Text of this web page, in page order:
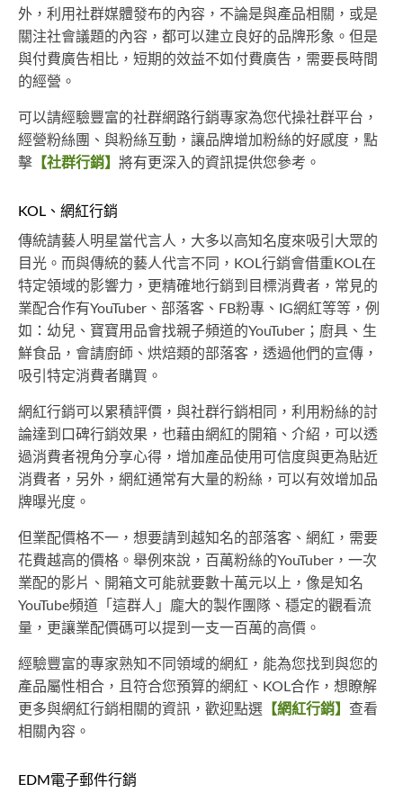
外，利用社群媒體發布的內容，不論是與產品相關，或是
關注社會議題的內容，都可以建立良好的品牌形象。但是
與付費廣告相比，短期的效益不如付費廣告，需要長時間
的經營。
可以請經驗豐富的社群網路行銷專家為您代操社群平台，
經營粉絲團、與粉絲互動，讓品牌增加粉絲的好感度，點
擊 【社群行銷】 將有更深入的資訊提供您參考。
KOL、網紅行銷
傳統請藝人明星當代言人，大多以高知名度來吸引大眾的
目光。而與傳統的藝人代言不同，KOL行銷會借重KOL在
特定領域的影響力，更精確地行銷到目標消費者，常見的
業配合作有YouTuber、部落客、FB粉專、IG網紅等等，例
如：幼兒、寶寶用品會找親子頻道的YouTuber；廚具、生
鮮食品，會請廚師、烘焙類的部落客，透過他們的宣傳，
吸引特定消費者購買。
網紅行銷可以累積評價，與社群行銷相同，利用粉絲的討
論達到口碑行銷效果，也藉由網紅的開箱、介紹，可以透
過消費者視角分享心得，增加產品使用可信度與更為貼近
消費者，另外，網紅通常有大量的粉絲，可以有效增加品
牌曝光度。
但業配價格不一，想要請到越知名的部落客、網紅，需要
花費越高的價格。舉例來說，百萬粉絲的YouTuber，一次
業配的影片、開箱文可能就要數十萬元以上，像是知名
YouTube頻道「這群人」龐大的製作團隊、穩定的觀看流
量，更讓業配價碼可以提到一支一百萬的高價。
經驗豐富的專家熟知不同領域的網紅，能為您找到與您的
產品屬性相合，且符合您預算的網紅、KOL合作，想瞭解
更多與網紅行銷相關的資訊，歡迎點選 【網紅行銷】 查看
相關內容。
EDM電子郵件行銷